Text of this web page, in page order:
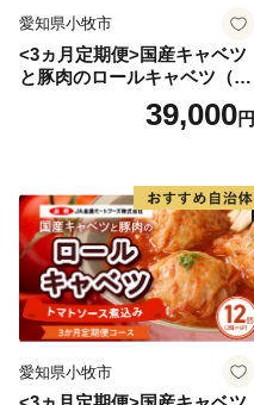
愛知県小牧市
<3ヵ月定期便>国産キャベツ
と豚肉のロールキャベツ（4P
39,000円
愛知県小牧市